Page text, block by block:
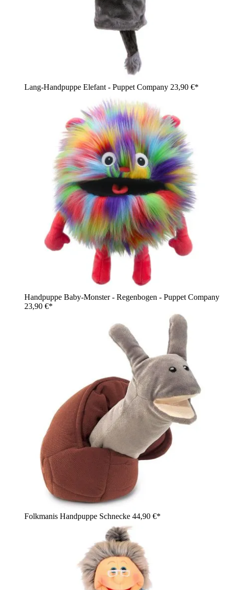
Lang-Handpuppe Elefant - Puppet Company 23,90 €*
Handpuppe Baby-Monster - Regenbogen - Puppet Company
23,90 €*
Folkmanis Handpuppe Schnecke 44,90 €*